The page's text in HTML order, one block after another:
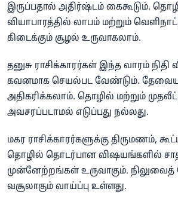
இருப்பதால் அதிர்ஷ்டம் கைகூடும்.
வியாபாரத்தில் லாபம் மற்றும்
கிடைக்கும் சூழல் உருவாகலாம்.
தனுசு ராசிக்காரர்கள் இந்த வாரம்
கவனமாக செயல்பட வேண்டும்.
அதிகரிக்கலாம். தொழில் மற்றும்
அவசரப்படாமல் எடுப்பது நல்லது.
மகர ராசிக்காரர்களுக்கு திருமணம்,
தொழில் தொடர்பான விஷயங்களில்
முன்னேற்றங்கள் உருவாகும்.
வசூலாகும் வாய்ப்பு உள்ளது.